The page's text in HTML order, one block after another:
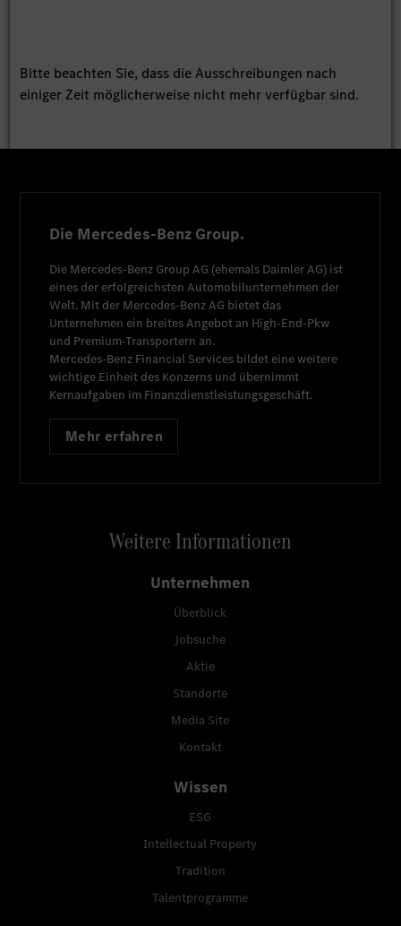
Bitte beachten Sie, dass die Ausschreibungen nach
einiger Zeit möglicherweise nicht mehr verfügbar sind.
Die Mercedes-Benz Group.
Die Mercedes-Benz Group AG (ehemals Daimler AG) ist
eines der erfolgreichsten Automobilunternehmen der
Welt. Mit der Mercedes-Benz AG bietet das
Unternehmen ein breites Angebot an High-End-Pkw
und Premium-Transportern an.
Mercedes-Benz Financial Services bildet eine weitere
wichtige Einheit des Konzerns und übernimmt
Kernaufgaben im Finanzdienstleistungsgeschäft.
Mehr erfahren
Weitere Informationen
Unternehmen
Überblick
Jobsuche
Aktie
Standorte
Media Site
Kontakt
Wissen
ESG
Intellectual Property
Tradition
Talentprogramme